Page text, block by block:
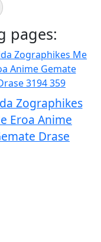
pages:
Zographikes
Eroa Anime
Drase